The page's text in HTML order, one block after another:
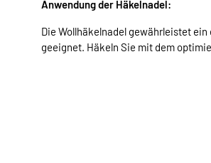
Anwendung der Häkelnadel:
Die Wollhäkelnadel gewährleistet
geeignet. Häkeln Sie mit dem